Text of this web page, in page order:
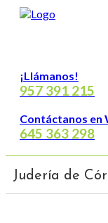
¡Llámanos!
957 391 215
Contáctanos en
645 363 298
Judería de